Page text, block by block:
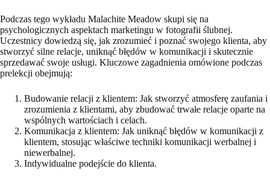
Podczas tego wykładu Malachite Meadow skupi się na
psychologicznych aspektach marketingu w fotografii ślubnej.
Uczestnicy dowiedzą się, jak zrozumieć i poznać swojego klienta, aby
stworzyć silne relacje, uniknąć błędów w komunikacji i skutecznie
sprzedawać swoje usługi. Kluczowe zagadnienia omówione podczas
prelekcji obejmują:
Budowanie relacji z klientem: Jak stworzyć atmosferę zaufania i
zrozumienia z klientami, aby zbudować trwałe relacje oparte na
wspólnych wartościach i celach.
Komunikacja z klientem: Jak uniknąć błędów w komunikacji z
klientem, stosując właściwe techniki komunikacji werbalnej i
niewerbalnej.
Indywidualne podejście do klienta.